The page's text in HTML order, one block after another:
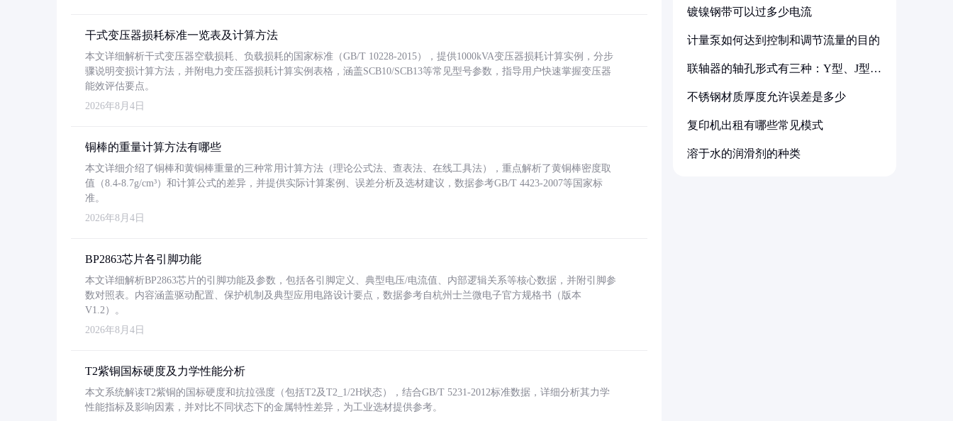
干式变压器损耗标准一览表及计算方法
本文详细解析干式变压器空载损耗、负载损耗的国家标准（GB/T 10228-2015），提供1000kVA变压器损耗计算实例，分步
骤说明变损计算方法，并附电力变压器损耗计算实例表格，涵盖SCB10/SCB13等常见型号参数，指导用户快速掌握变压器
能效评估要点。
2026年8月4日
铜棒的重量计算方法有哪些
本文详细介绍了铜棒和黄铜棒重量的三种常用计算方法（理论公式法、查表法、在线工具法），重点解析了黄铜棒密度取
值（8.4-8.7g/cm³）和计算公式的差异，并提供实际计算案例、误差分析及选材建议，数据参考GB/T 4423-2007等国家标
准。
2026年8月4日
BP2863芯片各引脚功能
本文详细解析BP2863芯片的引脚功能及参数，包括各引脚定义、典型电压/电流值、内部逻辑关系等核心数据，并附引脚参
数对照表。内容涵盖驱动配置、保护机制及典型应用电路设计要点，数据参考自杭州士兰微电子官方规格书（版本
V1.2）。
2026年8月4日
T2紫铜国标硬度及力学性能分析
本文系统解读T2紫铜的国标硬度和抗拉强度（包括T2及T2_1/2H状态），结合GB/T 5231-2012标准数据，详细分析其力学
性能指标及影响因素，并对比不同状态下的金属特性差异，为工业选材提供参考。
镀镍钢带可以过多少电流
计量泵如何达到控制和调节流量的目的
联轴器的轴孔形式有三种：Y型、J型、
不锈钢材质厚度允许误差是多少
复印机出租有哪些常见模式
溶于水的润滑剂的种类